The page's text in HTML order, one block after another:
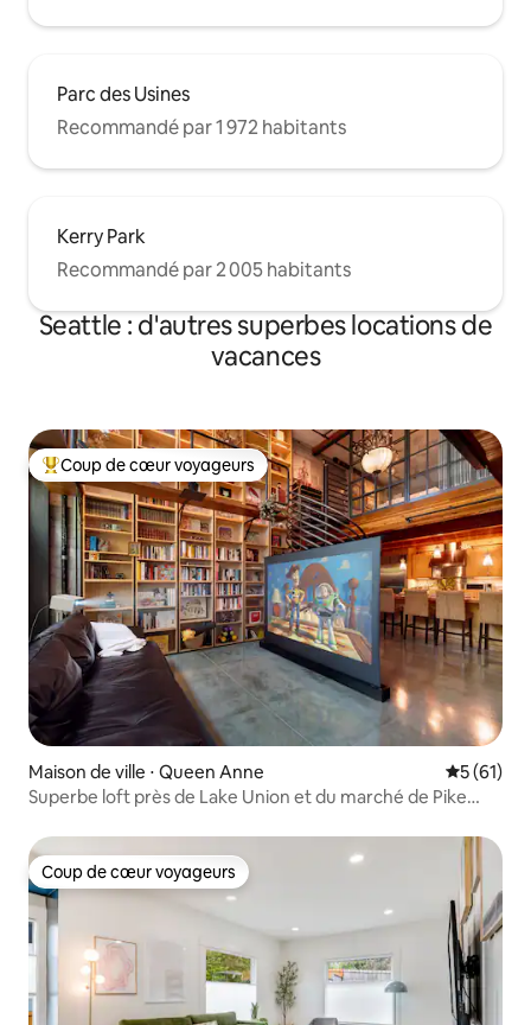
Parc des Usines
Recommandé par 1 972 habitants
Kerry Park
Recommandé par 2 005 habitants
Seattle : d'autres superbes locations de
vacances
Coups de cœur voyageurs les plus appréciés
Coup de cœur voyageurs
Maison de ville ⋅ Queen Anne
5 (61)
Superbe loft près de Lake Union et du marché de Pike
Coup de cœur voyageurs
Coup de cœur voyageurs